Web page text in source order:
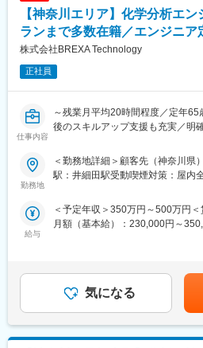
■働き方：
・残業時間：10h程度
※事前に計画を立てて業務を進め
環境です。
基本ありません。
・家族手当あり ※支給条件あり
・住宅手当（月15000円）あり ※
■配属部署：
変更の範囲：会社の定める業務
（EDX・FT-IR・SEM・デジタル
■商品例
・チャルメラ・中華三昧・一平ち
社員が在籍。
・フレックスタイム制度（コアタ
能。
働きやすい環境です。
・5日間の計画有給付与と、半日
る環境です。
■当社について
・1950年の創業以来、『チャル
ん』など、多くのロングセラー商
【神奈川エリア】化学分析エ
ランまで多数在籍／エンジニ
株式会社BREXA Technology
正社員
仕事内容
～残業月平均20時間程度／定年
後のスキルアップ支援も充実／明
■業務概要：
・当社の大手クライアント様先に
・新規事業立ち上げに伴っての増
の努力によっては幅広くご経験を
┗走査電子顕微鏡、X線解析装置
分析業務
■未経験の方のご活躍事例：
若手からベテランまで多くのエン
勤務地
＜勤務地詳細＞顧客先（神奈川県
駅：井細田駅受動喫煙対策：屋内
給与
＜予定年収＞350万円～500万円
月額（基本給）：230,000円～
の金額であり、選考を通じて上下
額)は固定手当を含めた表記です。
気になる